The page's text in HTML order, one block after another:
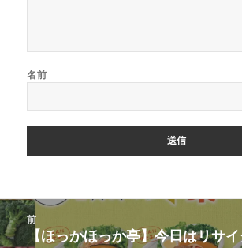
名前
投
稿
前
前
【ほっかほっか亭】今日はリサ